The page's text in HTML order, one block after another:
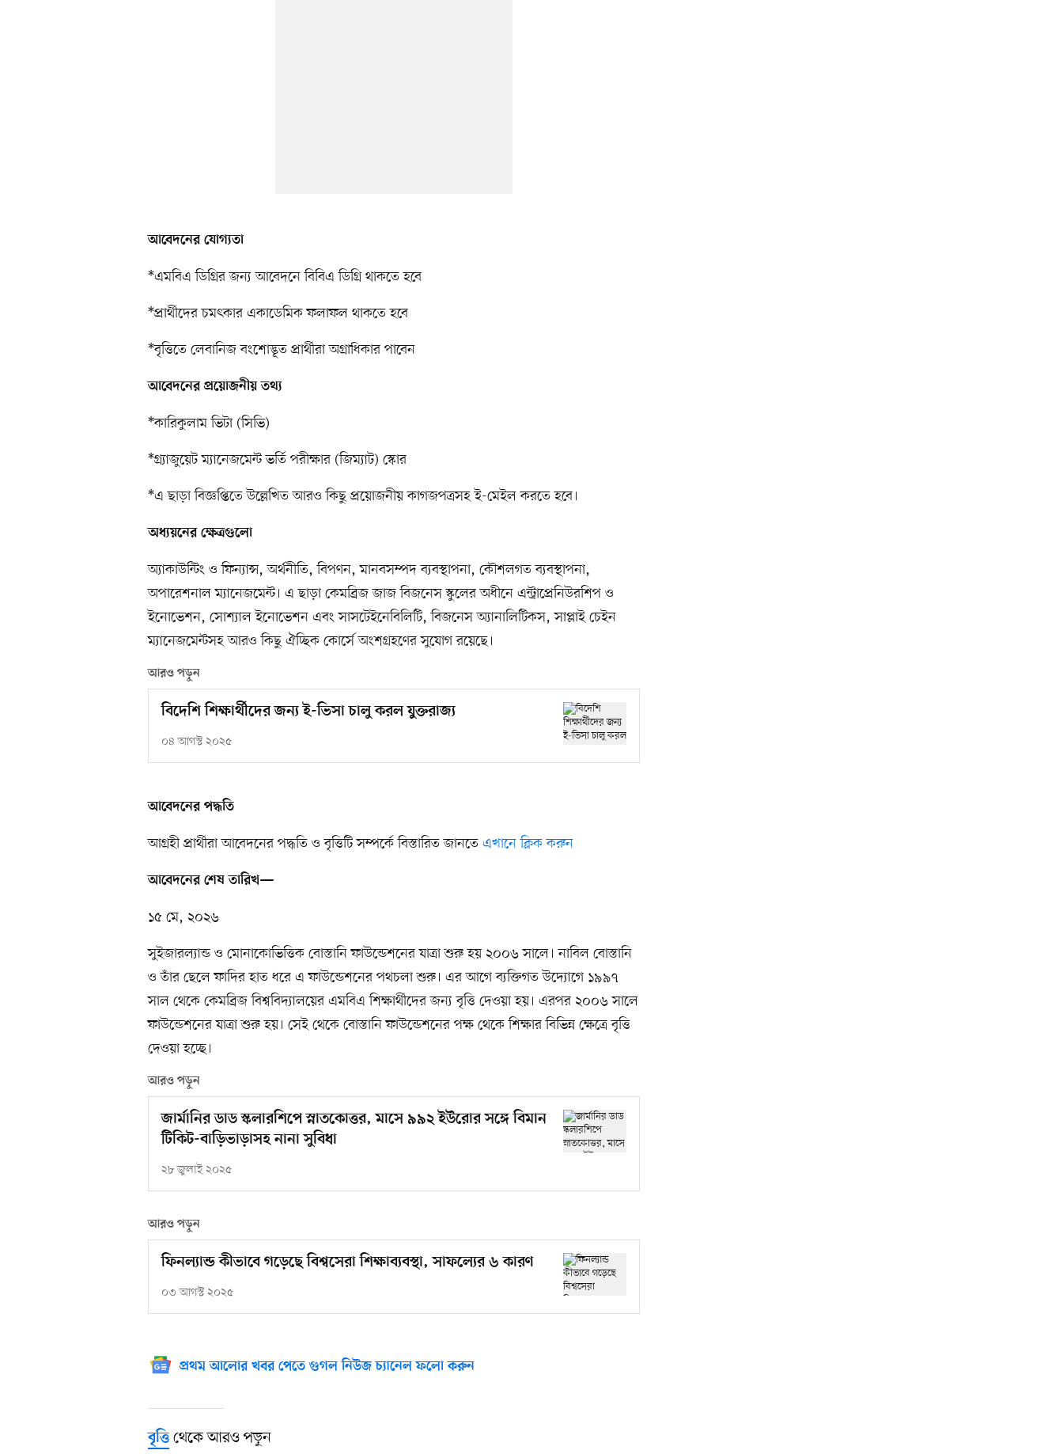
আবেদনের যোগ্যতা
*এমবিএ ডিগ্রির জন্য আবেদনে বিবিএ ডিগ্রি থাকতে হবে
*প্রার্থীদের চমৎকার একাডেমিক ফলাফল থাকতে হবে
*বৃত্তিতে লেবানিজ বংশোদ্ভূত প্রার্থীরা অগ্রাধিকার পাবেন
আবেদনের প্রয়োজনীয় তথ্য
*কারিকুলাম ভিটা (সিভি)
*গ্র্যাজুয়েট ম্যানেজমেন্ট ভর্তি পরীক্ষার (জিম্যাট) স্কোর
*এ ছাড়া বিজ্ঞপ্তিতে উল্লেখিত আরও কিছু প্রয়োজনীয় কাগজপত্রসহ ই-মেইল করতে হবে।
অধ্যয়নের ক্ষেত্রগুলো
অ্যাকাউন্টিং ও ফিন্যান্স, অর্থনীতি, বিপণন, মানবসম্পদ ব্যবস্থাপনা, কৌশলগত ব্যবস্থাপনা,
অপারেশনাল ম্যানেজমেন্ট। এ ছাড়া কেমব্রিজ জাজ বিজনেস স্কুলের অধীনে এন্ট্রাপ্রেনিউরশিপ ও
ইনোভেশন, সোশ্যাল ইনোভেশন এবং সাসটেইনেবিলিটি, বিজনেস অ্যানালিটিকস, সাপ্লাই চেইন
ম্যানেজমেন্টসহ আরও কিছু ঐচ্ছিক কোর্সে অংশগ্রহণের সুযোগ রয়েছে।
আরও পড়ুন
বিদেশি শিক্ষার্থীদের জন্য ই-ভিসা চালু করল যুক্তরাজ্য
০৪ আগস্ট ২০২৫
আবেদনের পদ্ধতি
আগ্রহী প্রার্থীরা আবেদনের পদ্ধতি ও বৃত্তিটি সম্পর্কে বিস্তারিত জানতে এখানে ক্লিক করুন
আবেদনের শেষ তারিখ—
১৫ মে, ২০২৬
সুইজারল্যান্ড ও মোনাকোভিত্তিক বোস্তানি ফাউন্ডেশনের যাত্রা শুরু হয় ২০০৬ সালে। নাবিল বোস্তানি
ও তাঁর ছেলে ফাদির হাত ধরে এ ফাউন্ডেশনের পথচলা শুরু। এর আগে ব্যক্তিগত উদ্যোগে ১৯৯৭
সাল থেকে কেমব্রিজ বিশ্ববিদ্যালয়ের এমবিএ শিক্ষার্থীদের জন্য বৃত্তি দেওয়া হয়। এরপর ২০০৬ সালে
ফাউন্ডেশনের যাত্রা শুরু হয়। সেই থেকে বোস্তানি ফাউন্ডেশনের পক্ষ থেকে শিক্ষার বিভিন্ন ক্ষেত্রে বৃত্তি
দেওয়া হচ্ছে।
আরও পড়ুন
জার্মানির ডাড স্কলারশিপে স্নাতকোত্তর, মাসে ৯৯২ ইউরোর সঙ্গে বিমান
টিকিট-বাড়িভাড়াসহ নানা সুবিধা
২৮ জুলাই ২০২৫
আরও পড়ুন
ফিনল্যান্ড কীভাবে গড়েছে বিশ্বসেরা শিক্ষাব্যবস্থা, সাফল্যের ৬ কারণ
০৩ আগস্ট ২০২৫
প্রথম আলোর খবর পেতে গুগল নিউজ চ্যানেল ফলো করুন
বৃত্তি থেকে আরও পড়ুন